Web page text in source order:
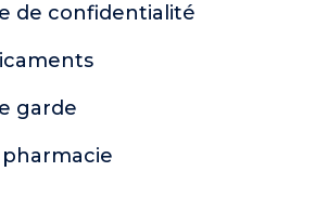
de confidentialité
garde